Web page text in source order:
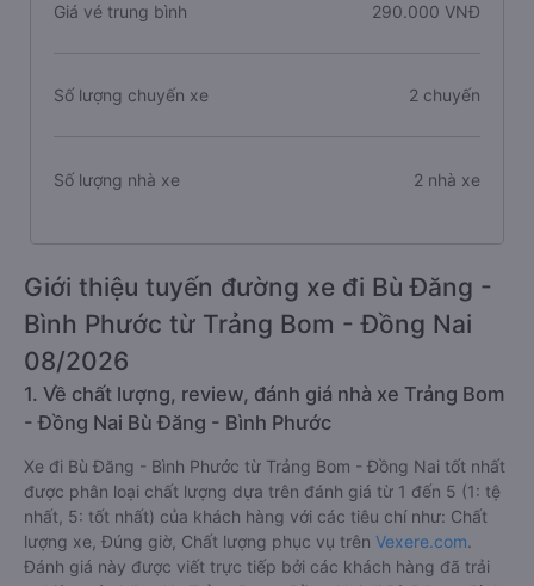
Giá vé trung bình 290.000 VNĐ
Số lượng chuyến xe 2 chuyến
Số lượng nhà xe 2 nhà xe
Giới thiệu tuyến đường xe đi Bù Đăng -
Bình Phước từ Trảng Bom - Đồng Nai
08/2026
1. Về chất lượng, review, đánh giá nhà xe Trảng Bom
- Đồng Nai Bù Đăng - Bình Phước
Xe đi Bù Đăng - Bình Phước từ Trảng Bom - Đồng Nai tốt nhất
được phân loại chất lượng dựa trên đánh giá từ 1 đến 5 (1: tệ
nhất, 5: tốt nhất) của khách hàng với các tiêu chí như: Chất
lượng xe, Đúng giờ, Chất lượng phục vụ trên Vexere.com.
Đánh giá này được viết trực tiếp bởi các khách hàng đã trải